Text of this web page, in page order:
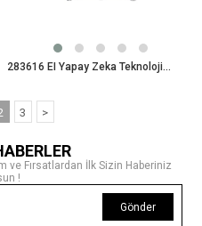
283616 EI Yapay Zeka Teknolojili Alttan Donduruculu Buzdolabı
3 >
ve Fırsatlardan İlk Sizin Haberiniz
!
Gönder